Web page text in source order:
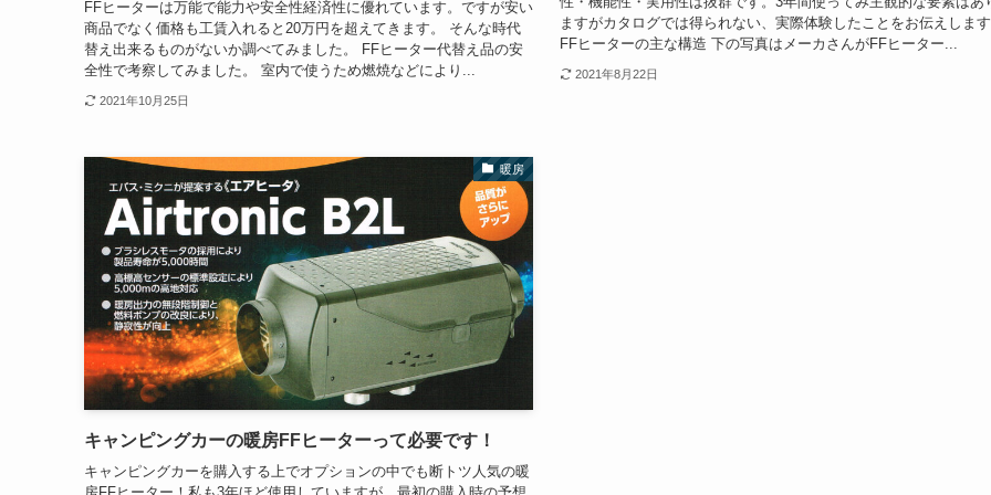
FFヒーターは万能で能力や安全性経済性に優れています。ですが安い
商品でなく価格も工賃入れると20万円を超えてきます。 そんな時代
替え出来るものがないか調べてみました。 FFヒーター代替え品の安
全性で考察してみました。 室内で使うため燃焼などにより...
2021年10月25日
ますがカタログでは得られない、実際体験したことをお伝えしま
FFヒーターの主な構造 下の写真はメーカさんがFFヒーター...
2021年8月22日
暖房
キャンピングカーの暖房FFヒーターって必要です！
キャンピングカーを購入する上でオプションの中でも断トツ人気の暖